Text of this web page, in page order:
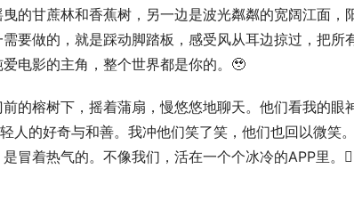
的甘蔗林和香蕉树，另一边是波光粼粼的宽阔江面，
要做的，就是踩动脚踏板，感受风从耳边掠过，把所
电影的主角，整个世界都是你的。🥹
的榕树下，摇着蒲扇，慢悠悠地聊天。他们看我的眼
人的好奇与和善。我冲他们笑了笑，他们也回以微笑
冒着热气的。不像我们，活在一个个冰冷的APP里。